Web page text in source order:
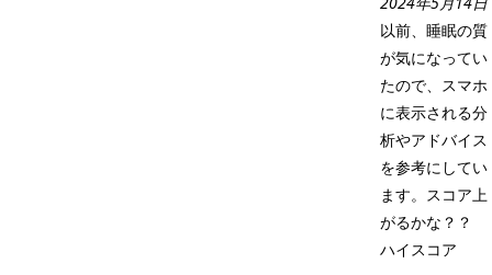
以前、睡眠の質
が気になってい
たので、スマホ
に表示される分
析やアドバイス
を参考にしてい
ます。スコア上
がるかな？？
ハイスコア